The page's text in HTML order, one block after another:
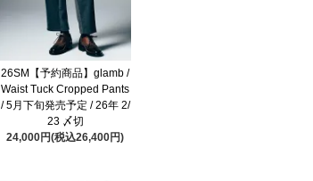
26SM【予約商品】glamb /
Waist Tuck Cropped Pants
/ 5月下旬発売予定 / 26年 2/
23 〆切
24,000円(税込26,400円)